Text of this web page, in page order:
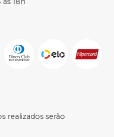
realizados serão